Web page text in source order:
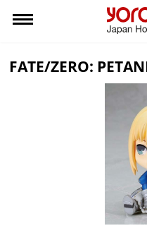
FATE/ZERO: